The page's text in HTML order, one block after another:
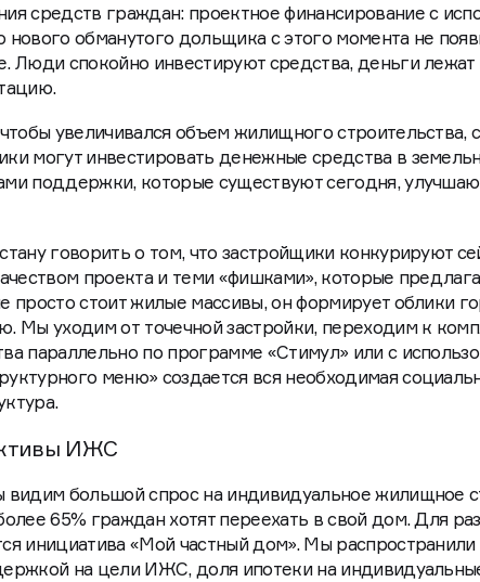
средств граждан: проектное финансирование с
нового обманутого дольщика с этого момента не
Люди спокойно инвестируют средства, деньги лежат
увеличивался объем жилищного строительства,
могут инвестировать денежные средства в
поддержки, которые существуют сегодня,
говорить о том, что застройщики конкурируют
проекта и теми «фишками», которые
просто стоит жилые массивы, он формирует облики
Мы уходим от точечной застройки, переходим к
параллельно по программе «Стимул» или с
меню» создается вся необходимая
ИЖС
видим большой спрос на индивидуальное жилищное
65% граждан хотят переехать в свой дом. Для
инициатива «Мой частный дом». Мы
на цели ИЖС, доля ипотеки на